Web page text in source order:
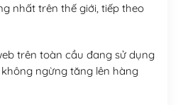
nhất trên thế giới, tiếp theo
trên toàn cầu đang sử dụng
ngừng tăng lên hàng